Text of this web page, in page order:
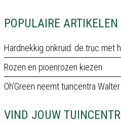
POPULAIRE ARTIKELEN
Hardnekkig onkruid: de truc met
Rozen en pioenrozen kiezen
Oh’Green neemt tuincentra
VIND JOUW